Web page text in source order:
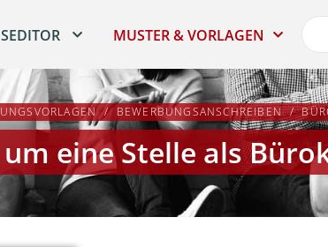
MUSTER & VORLAGEN
BEWERBUNGSANSCHREIBEN
eine Stelle als